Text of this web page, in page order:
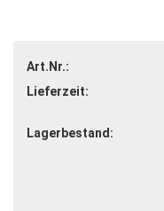
Art.Nr.:
Lieferzeit:
Lagerbestand: